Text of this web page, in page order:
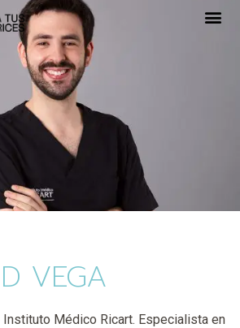
VEGA
Médico Ricart. Especialista en